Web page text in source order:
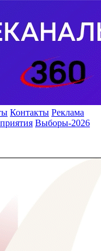
Контакты Реклама
Выборы-2026